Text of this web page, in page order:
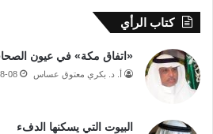
كتاب الرأي
«اتفاق مكة» في عيون
أ. د. بكري معتوق عساس 08
البيوت التي يسكنها الدفء